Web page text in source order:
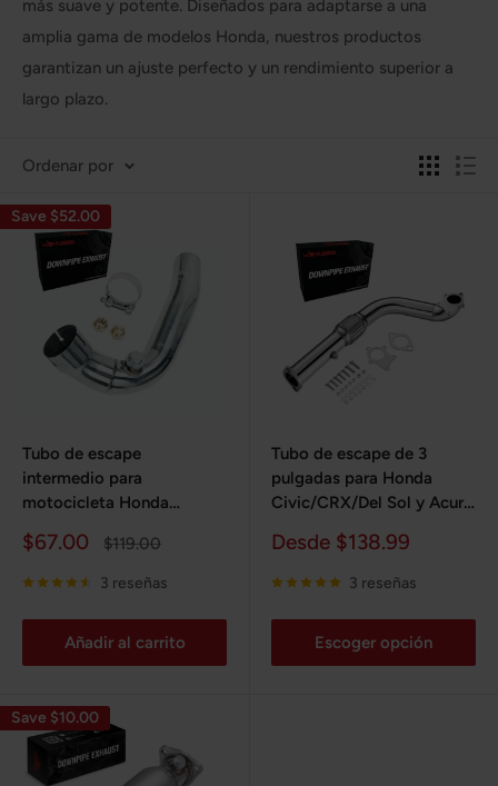
más suave y potente. Diseñados para adaptarse a una
amplia gama de modelos Honda, nuestros productos
garantizan un ajuste perfecto y un rendimiento superior a
largo plazo.
Ordenar por
Save $52.00
Tubo de escape
intermedio para
motocicleta Honda
Race 2007-2020
Precio
venta
$67.00
Precio
$119.00
3 reseñas
Añadir al carrito
Tubo de escape de 3
pulgadas para Honda
Civic/CRX/Del Sol y Acura
motores T3/T4 Turbo,
B16/B18/D15/D16, 5 pernos
Precio
venta
Desde $138.99
3 reseñas
Escoger opción
Save $10.00